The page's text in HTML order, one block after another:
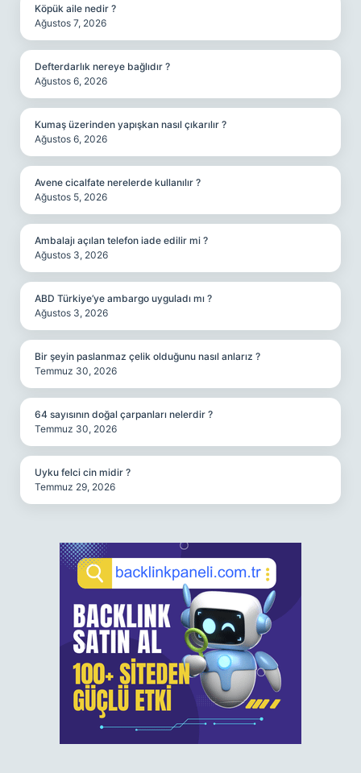
Köpük aile nedir ?
Ağustos 7, 2026
Defterdarlık nereye bağlıdır ?
Ağustos 6, 2026
Kumaş üzerinden yapışkan nasıl çıkarılır ?
Ağustos 6, 2026
Avene cicalfate nerelerde kullanılır ?
Ağustos 5, 2026
Ambalajı açılan telefon iade edilir mi ?
Ağustos 3, 2026
ABD Türkiye’ye ambargo uyguladı mı ?
Ağustos 3, 2026
Bir şeyin paslanmaz çelik olduğunu nasıl anlarız ?
Temmuz 30, 2026
64 sayısının doğal çarpanları nelerdir ?
Temmuz 30, 2026
Uyku felci cin midir ?
Temmuz 29, 2026